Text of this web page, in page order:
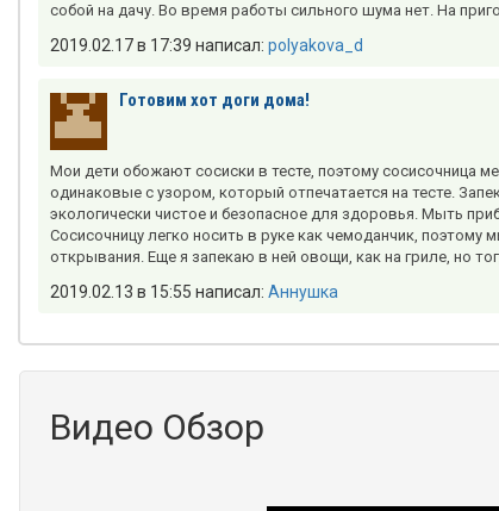
собой на дачу. Во время работы сильного шума нет. На
2019.02.17 в 17:39 написал: polyakova_d
Готовим хот доги дома!
Мои дети обожают сосиски в тесте, поэтому сосисочница
одинаковые с узором, который отпечатается на тесте.
экологически чистое и безопасное для здоровья. Мыть
Сосисочницу легко носить в руке как чемоданчик,
открывания. Еще я запекаю в ней овощи, как на гриле, но
2019.02.13 в 15:55 написал: Аннушка
Видео Обзор